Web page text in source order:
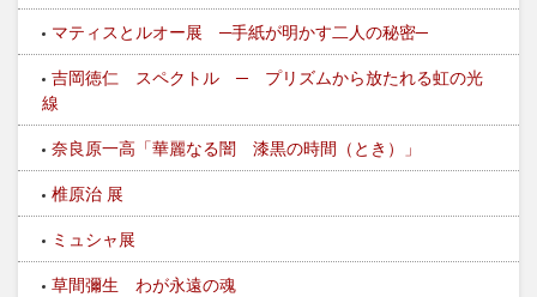
マティスとルオー展 ─手紙が明かす二人の秘密─
吉岡徳仁 スペクトル ─ プリズムから放たれる虹の光
線
奈良原一高「華麗なる闇 漆黒の時間（とき）」
椎原治 展
ミュシャ展
草間彌生 わが永遠の魂